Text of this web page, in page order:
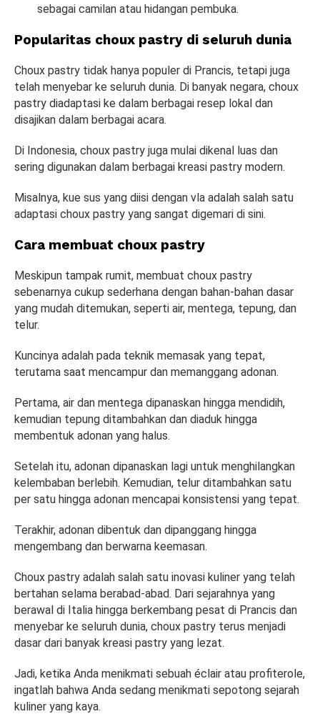
sebagai camilan atau hidangan pembuka.
Popularitas choux pastry di seluruh dunia
Choux pastry tidak hanya populer di Prancis, tetapi juga
telah menyebar ke seluruh dunia. Di banyak negara, choux
pastry diadaptasi ke dalam berbagai resep lokal dan
disajikan dalam berbagai acara.
Di Indonesia, choux pastry juga mulai dikenal luas dan
sering digunakan dalam berbagai kreasi pastry modern.
Misalnya, kue sus yang diisi dengan vla adalah salah satu
adaptasi choux pastry yang sangat digemari di sini.
Cara membuat choux pastry
Meskipun tampak rumit, membuat choux pastry
sebenarnya cukup sederhana dengan bahan-bahan dasar
yang mudah ditemukan, seperti air, mentega, tepung, dan
telur.
Kuncinya adalah pada teknik memasak yang tepat,
terutama saat mencampur dan memanggang adonan.
Pertama, air dan mentega dipanaskan hingga mendidih,
kemudian tepung ditambahkan dan diaduk hingga
membentuk adonan yang halus.
Setelah itu, adonan dipanaskan lagi untuk menghilangkan
kelembaban berlebih. Kemudian, telur ditambahkan satu
per satu hingga adonan mencapai konsistensi yang tepat.
Terakhir, adonan dibentuk dan dipanggang hingga
mengembang dan berwarna keemasan.
Choux pastry adalah salah satu inovasi kuliner yang telah
bertahan selama berabad-abad. Dari sejarahnya yang
berawal di Italia hingga berkembang pesat di Prancis dan
menyebar ke seluruh dunia, choux pastry terus menjadi
dasar dari banyak kreasi pastry yang lezat.
Jadi, ketika Anda menikmati sebuah éclair atau profiterole,
ingatlah bahwa Anda sedang menikmati sepotong sejarah
kuliner yang kaya.